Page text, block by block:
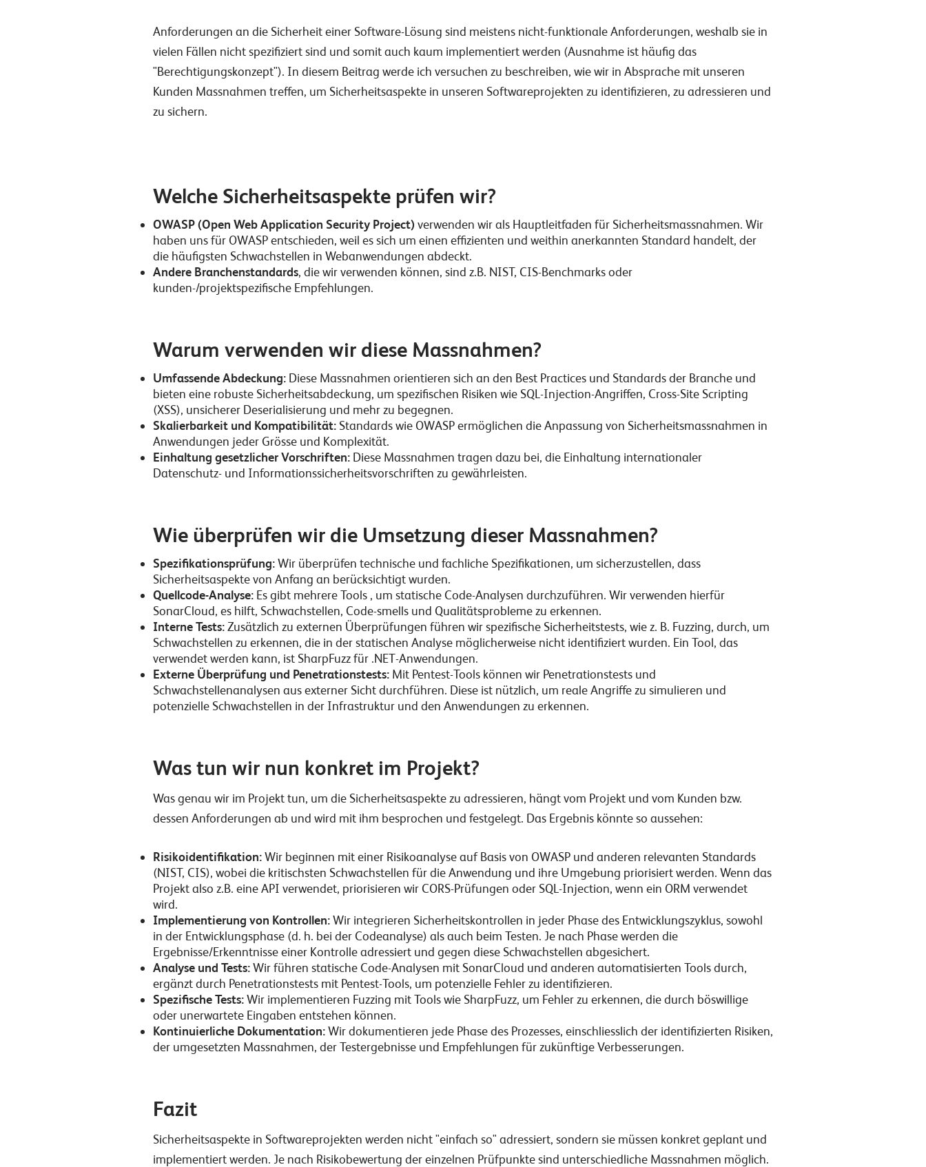
Anforderungen an die Sicherheit einer Software-Lösung sind meistens nicht-funktionale Anforderungen, weshalb sie in
vielen Fällen nicht spezifiziert sind und somit auch kaum implementiert werden (Ausnahme ist häufig das
"Berechtigungskonzept"). In diesem Beitrag werde ich versuchen zu beschreiben, wie wir in Absprache mit unseren
Kunden Massnahmen treffen, um Sicherheitsaspekte in unseren Softwareprojekten zu identifizieren, zu adressieren und
zu sichern.
Welche Sicherheitsaspekte prüfen wir?
OWASP (Open Web Application Security Project) verwenden wir als Hauptleitfaden für Sicherheitsmassnahmen. Wir
haben uns für OWASP entschieden, weil es sich um einen effizienten und weithin anerkannten Standard handelt, der
die häufigsten Schwachstellen in Webanwendungen abdeckt.
Andere Branchenstandards, die wir verwenden können, sind z.B. NIST, CIS-Benchmarks oder
kunden-/projektspezifische Empfehlungen.
Warum verwenden wir diese Massnahmen?
Umfassende Abdeckung: Diese Massnahmen orientieren sich an den Best Practices und Standards der Branche und
bieten eine robuste Sicherheitsabdeckung, um spezifischen Risiken wie SQL-Injection-Angriffen, Cross-Site Scripting
(XSS), unsicherer Deserialisierung und mehr zu begegnen.
Skalierbarkeit und Kompatibilität: Standards wie OWASP ermöglichen die Anpassung von Sicherheitsmassnahmen in
Anwendungen jeder Grösse und Komplexität.
Einhaltung gesetzlicher Vorschriften: Diese Massnahmen tragen dazu bei, die Einhaltung internationaler
Datenschutz- und Informationssicherheitsvorschriften zu gewährleisten.
Wie überprüfen wir die Umsetzung dieser Massnahmen?
Spezifikationsprüfung:Wir überprüfen technische und fachliche Spezifikationen, um sicherzustellen, dass
Sicherheitsaspekte von Anfang an berücksichtigt wurden.
Quellcode-Analyse: Es gibt mehrere Tools , um statische Code-Analysen durchzuführen. Wir verwenden hierfür
SonarCloud, es hilft, Schwachstellen, Code-smells und Qualitätsprobleme zu erkennen.
Interne Tests:Zusätzlich zu externen Überprüfungen führen wir spezifische Sicherheitstests, wie z. B. Fuzzing, durch, um
Schwachstellen zu erkennen, die in der statischen Analyse möglicherweise nicht identifiziert wurden. Ein Tool, das
verwendet werden kann, ist SharpFuzz für .NET-Anwendungen.
Externe Überprüfung und Penetrationstests: Mit Pentest-Tools können wir Penetrationstests und
Schwachstellenanalysen aus externer Sicht durchführen. Diese ist nützlich, um reale Angriffe zu simulieren und
potenzielle Schwachstellen in der Infrastruktur und den Anwendungen zu erkennen.
Was tun wir nun konkret im Projekt?
Was genau wir im Projekt tun, um die Sicherheitsaspekte zu adressieren, hängt vom Projekt und vom Kunden bzw.
dessen Anforderungen ab und wird mit ihm besprochen und festgelegt. Das Ergebnis könnte so aussehen:
Risikoidentifikation:Wir beginnen mit einer Risikoanalyseauf Basis von OWASP und anderen relevanten Standards
(NIST, CIS), wobei die kritischsten Schwachstellen für die Anwendung und ihre Umgebung priorisiert werden. Wenn das
Projekt also z.B. eine API verwendet, priorisieren wir CORS-Prüfungen oder SQL-Injection, wenn ein ORM verwendet
wird.
Implementierung von Kontrollen:Wir integrieren Sicherheitskontrollen in jeder Phase des Entwicklungszyklus, sowohl
in der Entwicklungsphase (d. h. bei der Codeanalyse) als auch beim Testen. Je nach Phase werden die
Ergebnisse/Erkenntnisse einer Kontrolle adressiert und gegen diese Schwachstellen abgesichert.
Analyse und Tests:Wir führen statische Code-Analysen mit SonarCloud und anderen automatisierten Tools durch,
ergänzt durch Penetrationstests mit Pentest-Tools, um potenzielle Fehler zu identifizieren.
Spezifische Tests:Wir implementieren Fuzzing mit Tools wie SharpFuzz, um Fehler zu erkennen, die durch böswillige
oder unerwartete Eingaben entstehen können.
Kontinuierliche Dokumentation:Wir dokumentieren jede Phase des Prozesses, einschliesslich der identifizierten Risiken,
der umgesetzten Massnahmen, der Testergebnisse und Empfehlungen für zukünftige Verbesserungen.
Fazit
Sicherheitsaspekte in Softwareprojekten werden nicht "einfach so" adressiert, sondern sie müssen konkret geplant und
implementiert werden. Je nach Risikobewertung der einzelnen Prüfpunkte sind unterschiedliche Massnahmen möglich.